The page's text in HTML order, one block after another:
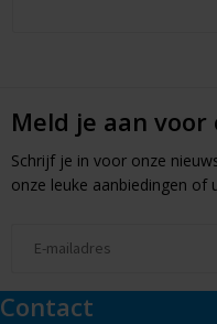
Meld je aan
Schrijf je in voor onze
onze leuke aanbiedingen of
Contact